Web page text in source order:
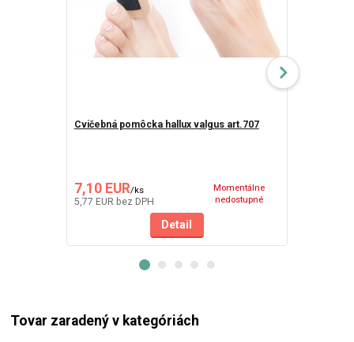
Cvičebná pomôcka hallux valgus art.707
7,10 EUR/ks
5,77 EUR bez DPH
Momentálne
nedostupné
Detail
Tovar zaradený v kategóriách